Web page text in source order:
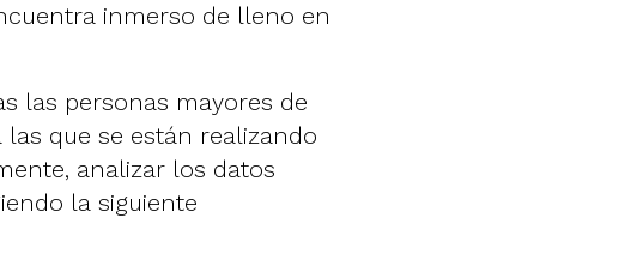
inmerso de lleno en
las personas mayores de
que se están realizando
analizar los datos
la siguiente